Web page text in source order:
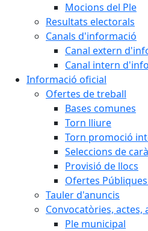
Mocions del Ple
Resultats electorals
Canals d'informació
Canal extern
Canal intern
Informació oficial
Ofertes de treball
Bases comunes
Torn lliure
Torn promoció
Seleccions de
Provisió de llocs
Ofertes
Tauler d'anuncis
Convocatòries, actes,
Ple municipal